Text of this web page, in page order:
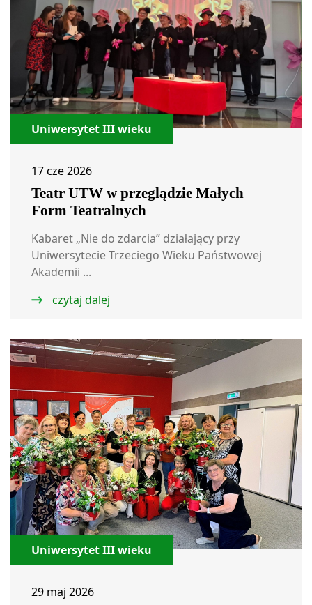
Uniwersytet III wieku
17 cze 2026
Teatr UTW w przeglądzie Małych
Form Teatralnych
Kabaret „Nie do zdarcia” działający przy
Uniwersytecie Trzeciego Wieku Państwowej
Akademii ...
czytaj dalej
Uniwersytet III wieku
29 maj 2026